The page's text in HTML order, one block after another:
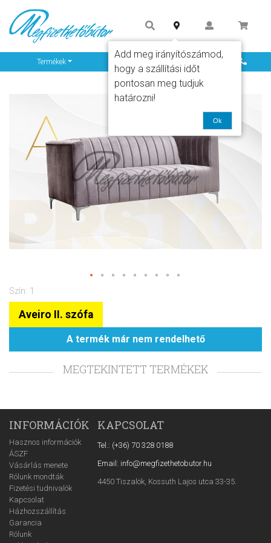
Termékek Info
Szín: 1
Aveiro II. szófa
A termék már nem rendelhető
MEGTEKINTETT TERMÉKEK
INFORMÁCIÓK
Hasznos információk
ÁSZF
Vásárlás menete
Rólunk mondták
Fizetési tudnivalók
Kapcsolat
Házhozszállítás
Garancia
Rólunk
KAPCSOLAT
Tel.: (+36) 70 328 0188
Email: info@megfizethetobutor.hu
4450 Tiszalök, Kossuth Lajos utca 33-35.
Add meg irányítószámod,
hogy a szállítási időt
pontosan meg tudjuk
határozni!
Ok